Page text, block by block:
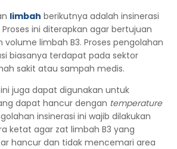
limbah berikutnya adalah insinerasi
ini diterapkan agar bertujuan
limbah B3. Proses pengolahan
biasanya terdapat pada sektor
sakit atau sampah medis.
juga dapat digunakan untuk
dapat hancur dengan temperature
insinerasi ini wajib dilakukan
ketat agar zat limbah B3 yang
hancur dan tidak mencemari area